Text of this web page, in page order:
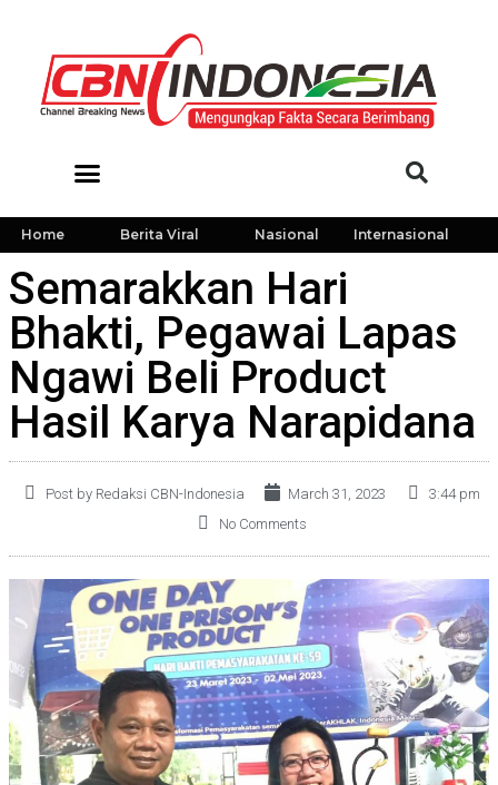
Home Berita Viral Nasional Internasional
Semarakkan Hari
Bhakti, Pegawai Lapas
Ngawi Beli Product
Hasil Karya Narapidana
Post by Redaksi CBN-Indonesia March 31, 2023
3:44 pm
No Comments